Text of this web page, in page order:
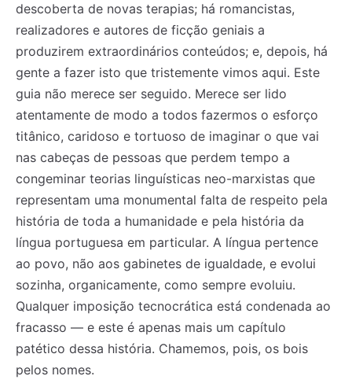
descoberta de novas terapias; há romancistas,
realizadores e autores de ficção geniais a
produzirem extraordinários conteúdos; e, depois, há
gente a fazer isto que tristemente vimos aqui. Este
guia não merece ser seguido. Merece ser lido
atentamente de modo a todos fazermos o esforço
titânico, caridoso e tortuoso de imaginar o que vai
nas cabeças de pessoas que perdem tempo a
congeminar teorias linguísticas neo-marxistas que
representam uma monumental falta de respeito pela
história de toda a humanidade e pela história da
língua portuguesa em particular. A língua pertence
ao povo, não aos gabinetes de igualdade, e evolui
sozinha, organicamente, como sempre evoluiu.
Qualquer imposição tecnocrática está condenada ao
fracasso — e este é apenas mais um capítulo
patético dessa história. Chamemos, pois, os bois
pelos nomes.